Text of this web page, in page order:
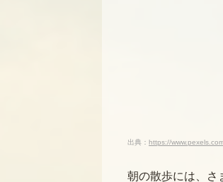
出典： https://
朝の散歩には、さ